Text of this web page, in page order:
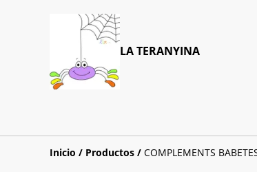
LA TERANYINA
Inicio / Productos / COMPLEMENTS